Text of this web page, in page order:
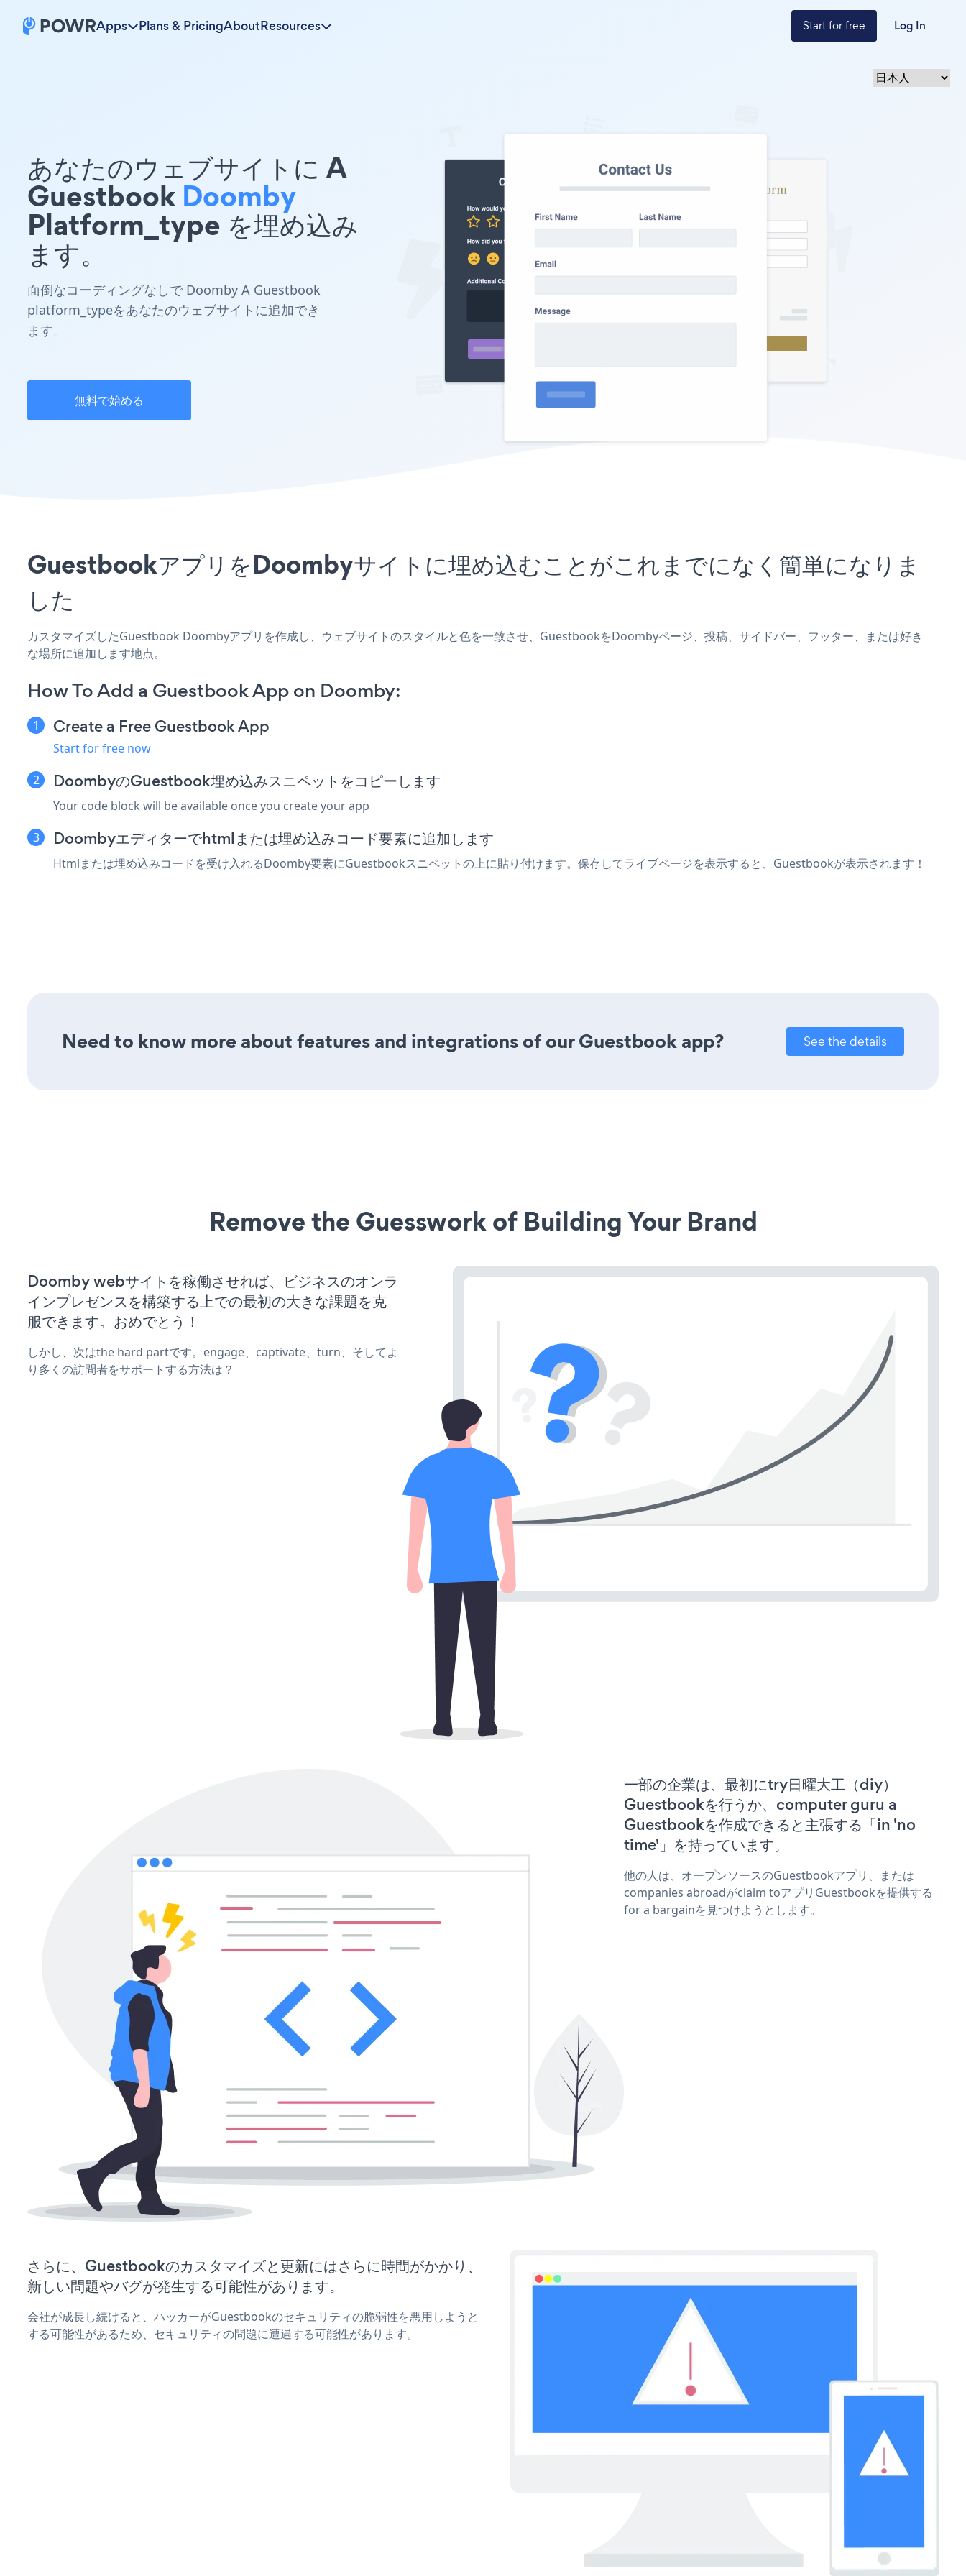
Apps Plans & PricingAboutResources Start for free Log In
あなたのウェブサイトに A
Guestbook Doomby
Platform_type を埋め込み
ます。
面倒なコーディングなしで Doomby A Guestbook
platform_typeをあなたのウェブサイトに追加でき
ます。
無料で始める
GuestbookアプリをDoombyサイトに埋め込むことがこれまでになく簡単になりま
した
カスタマイズしたGuestbook Doombyアプリを作成し、ウェブサイトのスタイルと色を一致させ、GuestbookをDoombyページ、投稿、サイドバー、フッター、または好き
な場所に追加します地点。
How To Add a Guestbook App on Doomby:
Create a Free Guestbook App
Start for free now
DoombyのGuestbook埋め込みスニペットをコピーします
Your code block will be available once you create your app
Doombyエディターでhtmlまたは埋め込みコード要素に追加します
Htmlまたは埋め込みコードを受け入れるDoomby要素にGuestbookスニペットの上に貼り付けます。保存してライブページを表示すると、Guestbookが表示されます！
Need to know more about features and integrations of our Guestbook app? See the details
Remove the Guesswork of Building Your Brand
Doomby webサイトを稼働させれば、ビジネスのオンラ
インプレゼンスを構築する上での最初の大きな課題を克
服できます。おめでとう！
しかし、次はthe hard partです。engage、captivate、turn、そしてよ
り多くの訪問者をサポートする方法は？
一部の企業は、最初にtry日曜大工（diy）
Guestbookを行うか、computer guru a
Guestbookを作成できると主張する「in 'no
time'」を持っています。
他の人は、オープンソースのGuestbookアプリ、または
companies abroadがclaim toアプリGuestbookを提供する
for a bargainを見つけようとします。
さらに、Guestbookのカスタマイズと更新にはさらに時間がかかり、
新しい問題やバグが発生する可能性があります。
会社が成長し続けると、ハッカーがGuestbookのセキュリティの脆弱性を悪用しようと
する可能性があるため、セキュリティの問題に遭遇する可能性があります。